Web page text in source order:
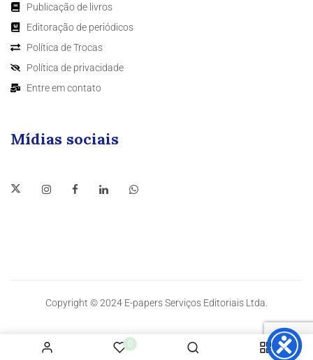
0
Publicação de livros
Editoração de periódicos
Política de Trocas
Política de privacidade
Entre em contato
Mídias sociais
Copyright © 2024 E-papers Serviços Editoriais Ltda.